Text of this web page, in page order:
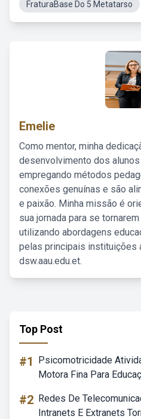
FraturaBase Do 5 Metatarso
Emelie
Como mentor, minha
desenvolvimento dos
empregando métodos
conexões genuínas e são
e paixão. Minha missão é
sua jornada para se
utilizando abordagens
pelas principais instituições
dsw.aau.edu.et.
Top Post
#1
Psicomotricidade
Motora Fina Para
#2 Redes De
Intranets E Extranets